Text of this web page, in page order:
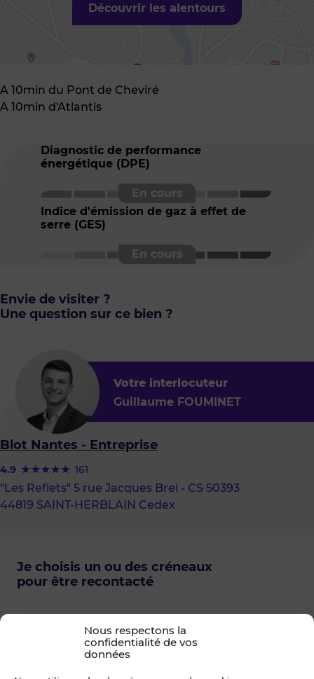
Nous respectons la
confidentialité de vos
données
Découvrir les alentours
A 10min du Pont de Cheviré
A 10min d'Atlantis
Diagnostic de performance
énergétique (DPE)
Indice d'émission de gaz à effet de
serre (GES)
Envie de visiter ?
Une question sur ce bien ?
Votre interlocuteur
Guillaume FOUMINET
Blot Nantes - Entreprise
4.9 161
"Les Reflets" 5 rue Jacques Brel - CS 50393
44819 SAINT-HERBLAIN Cedex
Je choisis un ou des créneaux
pour être recontacté
Envie de visiter ?
Une question sur ce bien ?